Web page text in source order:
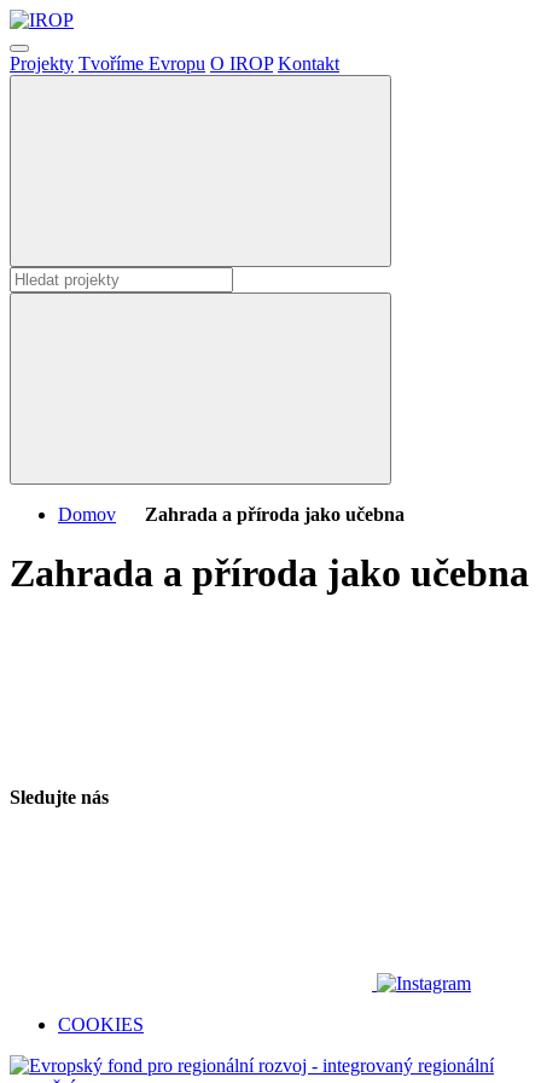
Projekty Tvoříme Evropu O IROP Kontakt
Domov Zahrada a příroda jako učebna
Zahrada a příroda jako učebna
Sledujte nás
COOKIES